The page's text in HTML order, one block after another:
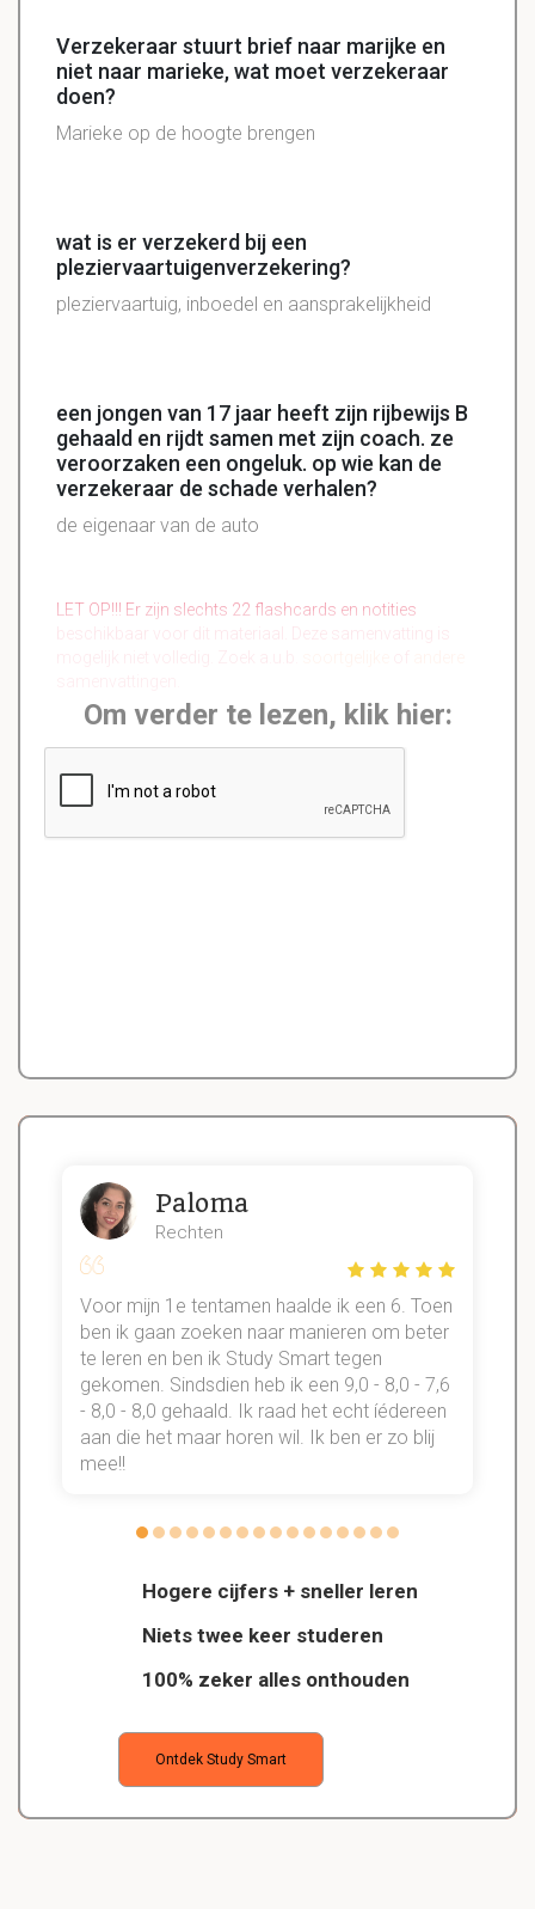
Verzekeraar stuurt brief naar marijke en
niet naar marieke, wat moet verzekeraar
doen?
Marieke op de hoogte brengen
wat is er verzekerd bij een
pleziervaartuigenverzekering?
pleziervaartuig, inboedel en aansprakelijkheid
een jongen van 17 jaar heeft zijn rijbewijs B
gehaald en rijdt samen met zijn coach. ze
veroorzaken een ongeluk. op wie kan de
verzekeraar de schade verhalen?
de eigenaar van de auto
LET OP!!! Er zijn slechts 22 flashcards en notities
beschikbaar voor dit materiaal. Deze samenvatting is
Om verder te lezen, klik hier:
Hogere cijfers + sneller leren
Niets twee keer studeren
100% zeker alles onthouden
Ontdek Study Smart
Paloma
Rechten
Voor mijn 1e tentamen haalde ik een 6. Toen
ben ik gaan zoeken naar manieren om beter
te leren en ben ik Study Smart tegen
gekomen. Sindsdien heb ik een 9,0 - 8,0 - 7,6
- 8,0 - 8,0 gehaald. Ik raad het echt íédereen
aan die het maar horen wil. Ik ben er zo blij
mee!!